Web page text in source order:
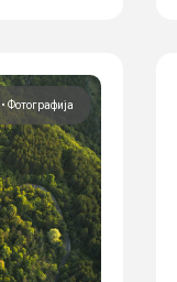
•Фотографија